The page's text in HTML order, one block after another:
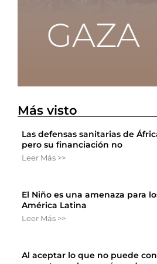
Más visto
Las defensas sanitarias de
pero su financiación no
Leer Más >>
El Niño es una amenaza para
América Latina
Leer Más >>
Al aceptar lo que no puede